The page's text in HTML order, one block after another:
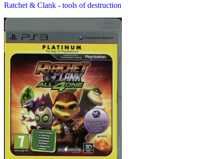
Ratchet & Clank - tools of destruction